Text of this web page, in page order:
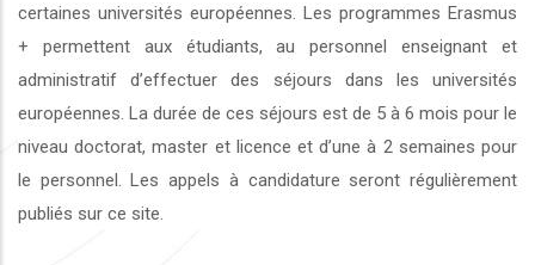
certaines universités européennes. Les programmes Erasmus
+ permettent aux étudiants, au personnel enseignant et
administratif d’effectuer des séjours dans les universités
européennes. La durée de ces séjours est de 5 à 6 mois pour le
niveau doctorat, master et licence et d’une à 2 semaines pour
le personnel. Les appels à candidature seront régulièrement
publiés sur ce site.